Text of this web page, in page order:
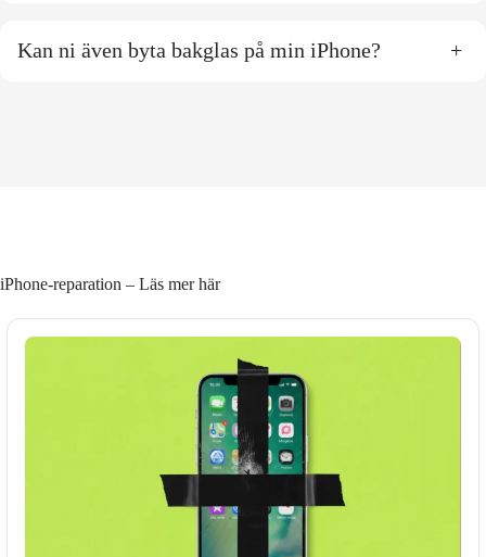
Kan ni även byta bakglas på min iPhone? +
iPhone-reparation – Läs mer här